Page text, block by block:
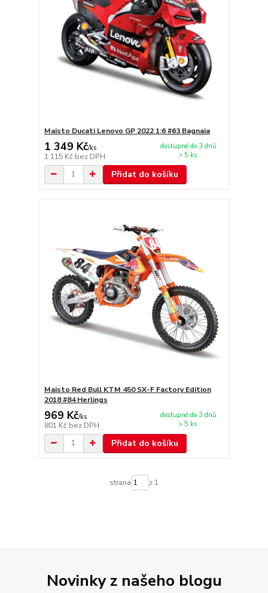
Maisto Ducati Lenovo GP 2022 1:6 #63 Bagnaia
1 349 Kč/ks
1 115 Kč bez DPH
dostupné do 3 dnů
> 5 ks
Přidat do košíku
Maisto Red Bull KTM 450 SX-F Factory Edition
2018 #84 Herlings
969 Kč/ks
801 Kč bez DPH
dostupné do 3 dnů
> 5 ks
Přidat do košíku
strana z 1
Novinky z našeho blogu